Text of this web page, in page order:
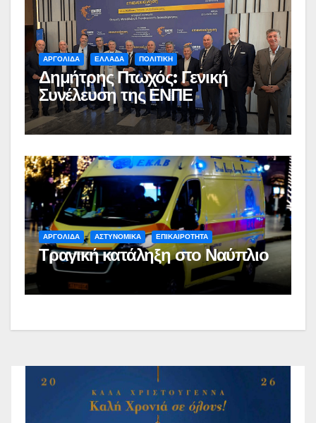
ΑΡΓΟΛΙΔΑ ΕΛΛΑΔΑ ΠΟΛΙΤΙΚΗ
Δημήτρης Πτωχός: Γενική
Συνέλευση της ΕΝΠΕ
ΑΡΓΟΛΙΔΑ ΑΣΤΥΝΟΜΙΚΑ ΕΠΙΚΑΙΡΟΤΗΤΑ
Τραγική κατάληξη στο Ναύπλιο